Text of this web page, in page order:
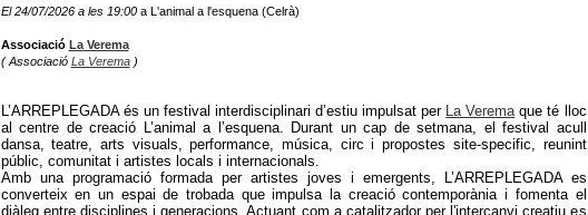
El 24/07/2026 a les 19:00a L'animal a l'esquena (Celrà)
Associació La Verema
( Associació La Verema)
L’ARREPLEGADA és un festival interdisciplinari d’estiu impulsat per La Verema que té lloc
al centre de creació L’animal a l’esquena. Durant un cap de setmana, el festival acull
dansa, teatre, arts visuals, performance, música, circ i propostes site-specific, reunint
públic, comunitat i artistes locals i internacionals.
Amb una programació formada per artistes joves i emergents, L’ARREPLEGADA es
converteix en un espai de trobada que impulsa la creació contemporània i fomenta el
diàleg entre disciplines i generacions. Actuant com a catalitzador per l'intercanvi creatiu es